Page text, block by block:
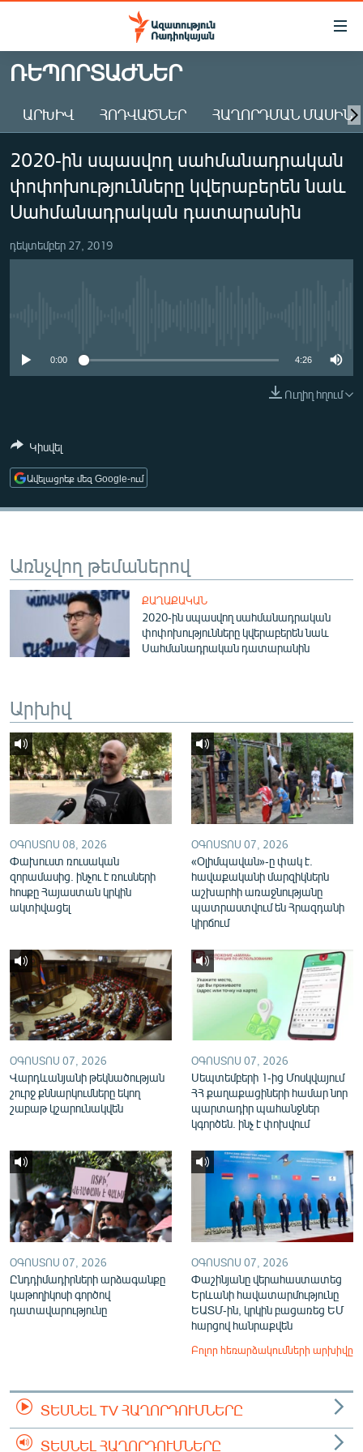
Մատչելիության
Անցնել
հիմնական
Անցնել
հիմնական
մենյուին
Որոնում
ԱԶԱՏՈՒԹՅՈՒՆ TV
ՀԱՅԱՍՏԱՆ
ԸՆՏՐՈՒԹՅՈՒՆՆԵՐ 2026
ԻՐԱՎՈՒՆՔ
ՏՆՏԵՍՈՒԹՅՈՒՆ
ՄԻՋԱԶԳԱՅԻՆ
ՄԵԿՆԱԲԱՆՈՒԹՅՈՒՆ
ՏՏ ԵՒ ԻՆՏԵՐՆԵՏ
ՏԵՍԱՆՅՈՒԹԵՐ
ԲԱՆԱՎԵՃ
ՁԳՏԵԼՈՎ ԼԱՎԱԳՈՒՅՆԻՆ
Հայերեն
English
Русский
ՀԵՏԵՎԵՔ ՄԵԶ
«Ազատության» բոլոր կայքերը
ՌԵՊՈՐՏԱԺՆԵՐ
ԱՐԽԻՎ ՀՈԴՎԱԾՆԵՐ ՀԱՂՈՐԴՄԱՆ ՄԱՍԻՆ
2020-ին սպասվող սահմանադրական
փոփոխությունները կվերաբերեն նաև
Սահմանադրական դատարանին
դեկտեմբեր 27, 2019
0:00 4:26
Ուղիղ հղում
Կիսվել
Ավելացրեք մեզ Google-ում
Առնչվող թեմաներով
ՔԱՂԱՔԱԿԱՆ
2020-ին սպասվող սահմանադրական
փոփոխությունները կվերաբերեն նաև
Սահմանադրական դատարանին
Արխիվ
ՕԳՈՍՏՈՍ 08, 2026
Փախուստ ռուսական
զորամասից. ինչու է ռուսների
հոսքը Հայաստան կրկին
ակտիվացել
ՕԳՈՍՏՈՍ 07, 2026
«Օլիմպավան»-ը փակ է.
հավաքականի մարզիկներն
աշխարհի առաջնությանը
պատրաստվում են Հրազդանի
կիրճում
ՕԳՈՍՏՈՍ 07, 2026
Վարդևանյանի թեկնածության
շուրջ քննարկումները եկող
շաբաթ կշարունակվեն
ՕԳՈՍՏՈՍ 07, 2026
Սեպտեմբերի 1-ից Մոսկվայում
ՀՀ քաղաքացիների համար նոր
պարտադիր պահանջներ
կգործեն. ինչ է փոխվում
ՕԳՈՍՏՈՍ 07, 2026
Ընդդիմադիրների արձագանքը
կաթողիկոսի գործով
դատավարությունը
ՕԳՈՍՏՈՍ 07, 2026
Փաշինյանը վերահաստատեց
Երևանի հավատարմությունը
ԵԱՏՄ-ին, կրկին բացառեց ԵՄ
հարցով հանրաքվեն
Բոլոր հեռարձակումների արխիվը
ՏԵՍՆԵԼ TV ՀԱՂՈՐԴՈՒՄՆԵՐԸ
ՏԵՍՆԵԼ ՀԱՂՈՐԴՈՒՄՆԵՐԸ